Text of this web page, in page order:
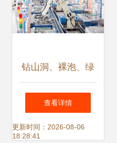
钻山洞、裸泡、绿
色计算 揭秘中国第
一大服务器厂商的
查看详情
更新时间：2026-08-06
18:28:41